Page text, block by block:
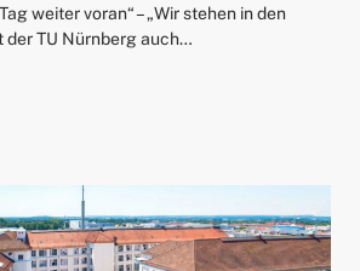
weiter voran“ – „Wir stehen in den
der TU Nürnberg auch…
für erstes Gebäude steht kurz